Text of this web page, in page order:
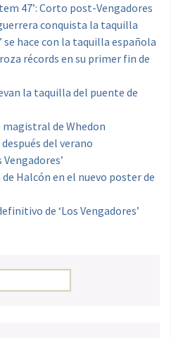
47’: Corto post-Vengadores
conquista la taquilla
se hace con la taquilla española
récords en su primer fin de
la taquilla del puente de
magistral de Whedon
del verano
Halcón en el nuevo poster de
de ‘Los Vengadores’